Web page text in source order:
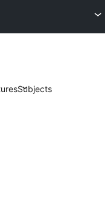
Subjects